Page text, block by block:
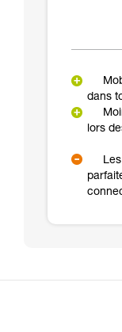
dans
lors